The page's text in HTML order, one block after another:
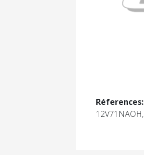
Réferences:
12V71NAOH,